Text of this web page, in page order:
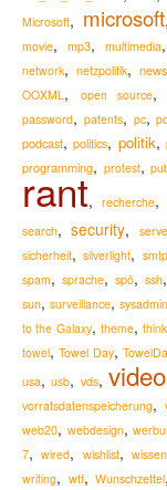
Microsoft, microsoft,
movie,mp3,multimedia,
network, netzpolitik, news
OOXML, open source,
password, patents, pc,
podcast,politics, politik,
programming, protest,
rant,recherche,
search,security,
sicherheit,silverlight, smtp
spam, sprache, spö, ssh,
sun,surveillance,sysadmin
to the Galaxy, theme,think
towel,Towel Day,
usa,usb, vds,video
vorratsdatenspeicherung,
web20, webdesign,
7,wired, wishlist, wissen
writing, wtf,Wunschzettel